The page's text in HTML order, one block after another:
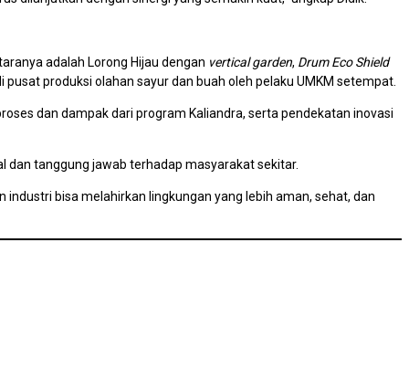
adalah Lorong Hijau dengan vertical garden, Drum Eco Shield
produksi olahan sayur dan buah oleh pelaku UMKM setempat.
dan dampak dari program Kaliandra, serta pendekatan inovasi
dan tanggung jawab terhadap masyarakat sekitar.
bisa melahirkan lingkungan yang lebih aman, sehat, dan